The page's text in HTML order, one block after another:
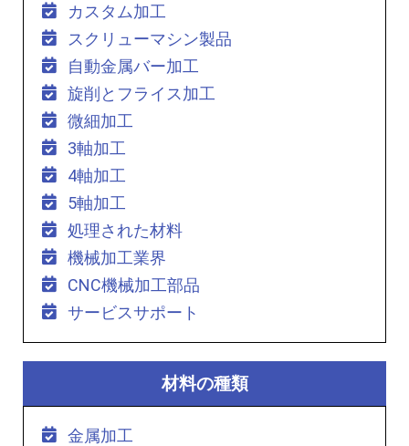
カスタム加工
スクリューマシン製品
自動金属バー加工
旋削とフライス加工
微細加工
3軸加工
4軸加工
5軸加工
処理された材料
機械加工業界
CNC機械加工部品
サービスサポート
材料の種類
金属加工